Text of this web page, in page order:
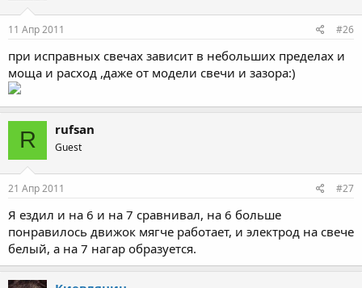
11 Апр 2011 #26
при исправных свечах зависит в небольших пределах и
моща и расход ,даже от модели свечи и зазора:)
R rufsan
Guest
21 Апр 2011 #27
Я ездил и на 6 и на 7 сравнивал, на 6 больше
понравилось движок мягче работает, и электрод на свече
белый, а на 7 нагар образуется.